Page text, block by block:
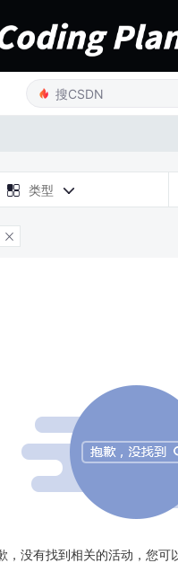
 类型 

，没有找到相关的活动，您可